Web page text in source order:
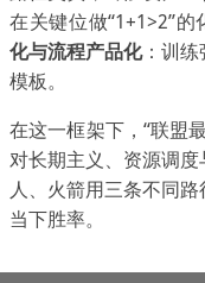
在关键位做“1+1>2”
化与流程产品化：训练
模板。
在这一框架下，“联盟
对长期主义、资源调
人、火箭用三条不同
当下胜率。